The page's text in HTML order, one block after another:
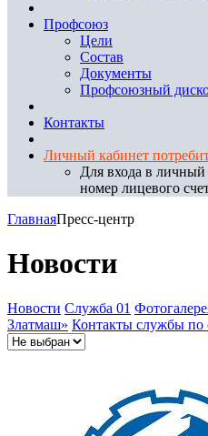
Профсоюз
Цели
Состав
Документы
Профсоюзный
Контакты
Личный кабинет
Для входа в личный
номер лицевого
ГлавнаяПресс-центр
Новости
Новости Служба 01
Златмаш» Контакты службы по